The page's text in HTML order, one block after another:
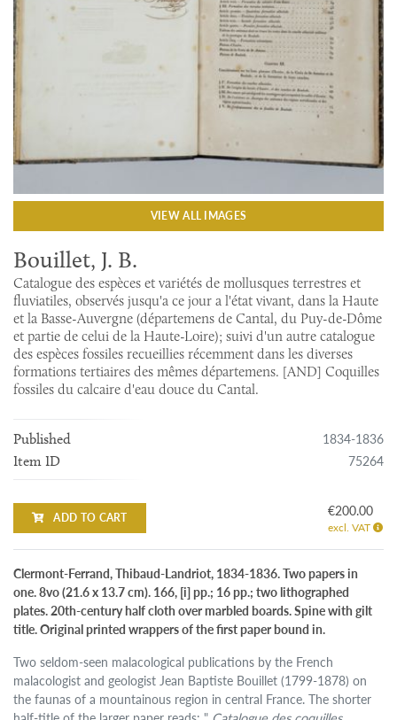
VIEW ALL IMAGES
Bouillet, J. B.
Catalogue des espèces et variétés de mollusques terrestres et
fluviatiles, observés jusqu'a ce jour a l'état vivant, dans la Haute
et la Basse-Auvergne (départemens de Cantal, du Puy-de-Dôme
et partie de celui de la Haute-Loire); suivi d'un autre catalogue
des espèces fossiles recueillies récemment dans les diverses
formations tertiaires des mêmes départemens. [AND] Coquilles
fossiles du calcaire d'eau douce du Cantal.
Published 1834-1836
Item ID 75264
ADD TO CART €200.00
excl. VAT
Clermont-Ferrand, Thibaud-Landriot, 1834-1836. Two papers in
one. 8vo (21.6 x 13.7 cm). 166, [i] pp.; 16 pp.; two lithographed
plates. 20th-century half cloth over marbled boards. Spine with gilt
title. Original printed wrappers of the first paper bound in.
Two seldom-seen malacological publications by the French
malacologist and geologist Jean Baptiste Bouillet (1799-1878) on
the faunas of a mountainous region in central France. The shorter